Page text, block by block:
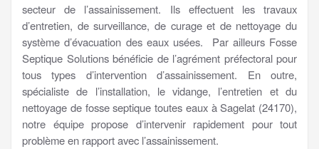
secteur de l’assainissement. Ils effectuent les travaux
d’entretien, de surveillance, de curage et de nettoyage du
système d’évacuation des eaux usées. Par ailleurs Fosse
Septique Solutions bénéficie de l’agrément préfectoral pour
tous types d’intervention d’assainissement. En outre,
spécialiste de l’installation, le vidange, l’entretien et du
nettoyage de fosse septique toutes eaux à Sagelat (24170),
notre équipe propose d’intervenir rapidement pour tout
problème en rapport avec l’assainissement.